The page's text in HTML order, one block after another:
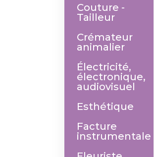
Couture -
Tailleur
Crémateur
animalier
Électricité,
électronique,
audiovisuel
Esthétique
Facture
instrumentale